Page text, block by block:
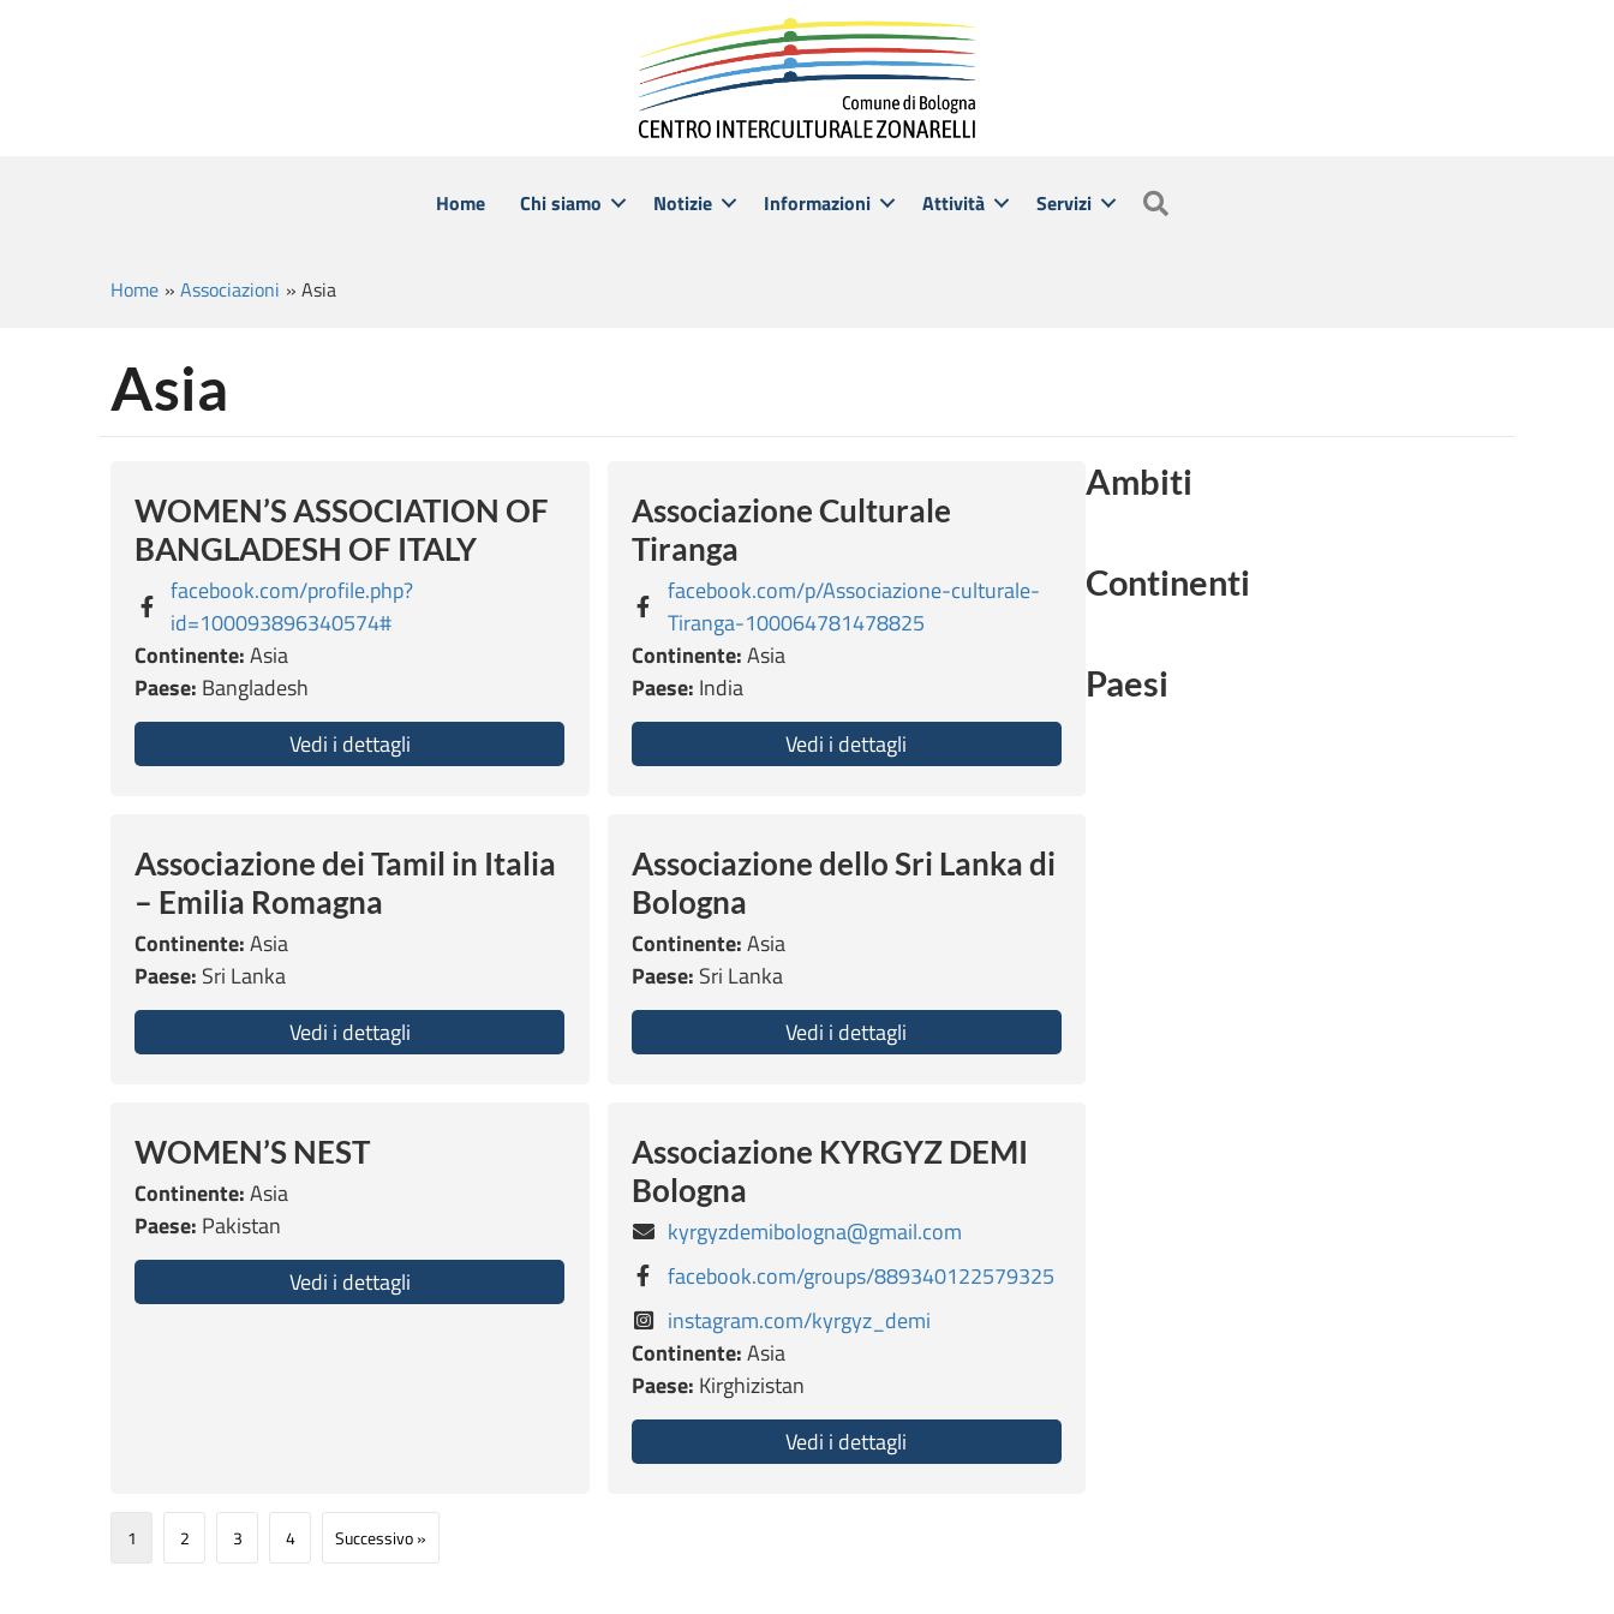
Home Chi siamo Notizie Informazioni Attività Servizi
Home » Associazioni » Asia
Asia
WOMEN’S ASSOCIATION OF
BANGLADESH OF ITALY
facebook.com/profile.php?
id=100093896340574#
Continente:Asia
Paese: Bangladesh
Vedi i dettagli about WOMEN’S ASSOCIATION OF BANGLADESH OF ITALY
Associazione Culturale
Tiranga
facebook.com/p/Associazione-culturale-
Tiranga-100064781478825
Continente:Asia
Paese: India
Vedi i dettagli
Associazione dei Tamil in Italia
– Emilia Romagna
Continente:Asia
Paese: Sri Lanka
Vedi i dettagli about Associazione dei Tamil in Italia – Emilia Romagna
Associazione dello Sri Lanka di
Bologna
Continente:Asia
Paese: Sri Lanka
Vedi i dettagli
WOMEN’S NEST
Continente:Asia
Paese: Pakistan
Vedi i dettagli
Associazione KYRGYZ DEMI
Bologna
kyrgyzdemibologna@gmail.com
facebook.com/groups/889340122579325
instagram.com/kyrgyz_demi
Continente:Asia
Paese: Kirghizistan
Vedi i dettagli
1 2 3 4 Successivo »
Ambiti
Continenti
Paesi